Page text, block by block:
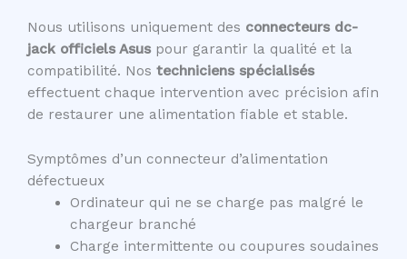
Nous utilisons uniquement des connecteurs dc-
jack officiels Asuspour garantir la qualité et la
compatibilité. Nos techniciens spécialisés
effectuent chaque intervention avec précision afin
de restaurer une alimentation fiable et stable.
Symptômes d’un connecteur d’alimentation
défectueux
Ordinateur qui ne se charge pas malgré le
chargeur branché
Charge intermittente ou coupures soudaines